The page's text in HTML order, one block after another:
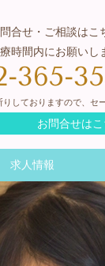
合せ・ご相談はこ
時間内にお願いし
365-
りしておりますので、セ
お問合せはこ
求人情報